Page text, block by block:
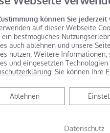
ANLAGE
VIGOUR vogue Wand-
PflegePLUS-Beschichtung
VIGOUR vogue WC-Sitz
Geberit Duofix Wand-WC-
können Sie jederzeit
auf dieser Webseite
ein bestmögliches
auch ablehnen und unsere
nutzen. Weitere
und eingesetzten
. Sie können Ihre
Ablehnen
Ablehnen
Datenschutz